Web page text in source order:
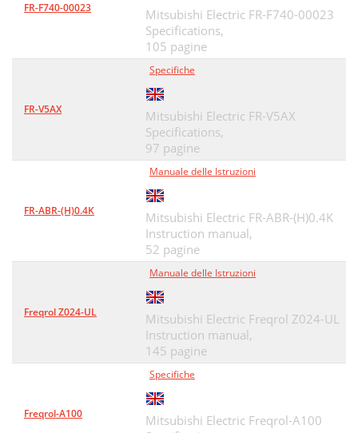
FR-F740-00023
Mitsubishi Electric FR-F740-00023
Specifications,
105 pagine
FR-V5AX
Specifiche
Mitsubishi Electric FR-V5AX
Specifications,
97 pagine
FR-ABR-(H)0.4K
Manuale delle Istruzioni
Mitsubishi Electric FR-ABR-(H)0.4K
Instruction manual,
52 pagine
Freqrol Z024-UL
Manuale delle Istruzioni
Mitsubishi Electric Freqrol Z024-UL
Instruction manual,
145 pagine
Freqrol-A100
Specifiche
Mitsubishi Electric Freqrol-A100